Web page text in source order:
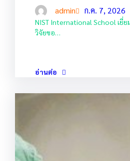
admin ก.ค. 7, 2026
NIST International School เยี่
วิจัยขอ…
อ่านต่อ